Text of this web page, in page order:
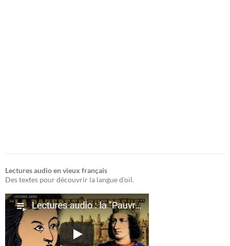
Lectures audio en vieux français
Des textes pour découvrir la langue d'oïl.